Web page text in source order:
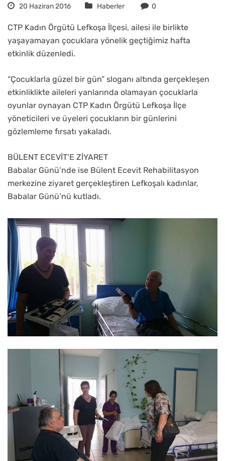
20 Haziran 2016 Haberler 0
CTP Kadın Örgütü Lefkoşa İlçesi, ailesi ile birlikte
yaşayamayan çocuklara yönelik geçtiğimiz hafta
etkinlik düzenledi.
“Çocuklarla güzel bir gün” sloganı altında gerçekleşen
etkinliklikte aileleri yanlarında olamayan çocuklarla
oyunlar oynayan CTP Kadın Örgütü Lefkoşa İlçe
yöneticileri ve üyeleri çocukların bir günlerini
gözlemleme fırsatı yakaladı.
BÜLENT ECEVİT’E ZİYARET
Babalar Günü’nde ise Bülent Ecevit Rehabilitasyon
merkezine ziyaret gerçekleştiren Lefkoşalı kadınlar,
Babalar Günü’nü kutladı.